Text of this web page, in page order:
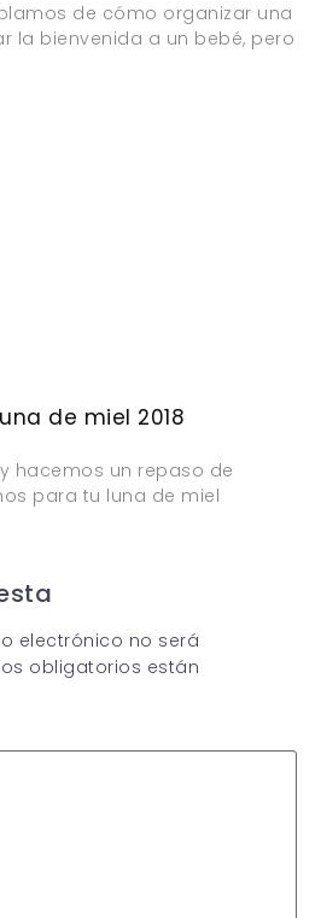
de cómo organizar una
la bienvenida a un bebé, pero
de miel 2018
hacemos un repaso de
para tu luna de miel
electrónico no será
obligatorios están